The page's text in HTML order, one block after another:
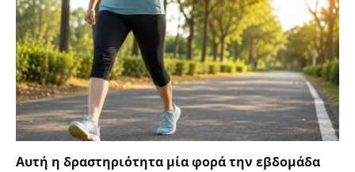
Αυτή η δραστηριότητα μία φορά την εβδομάδα